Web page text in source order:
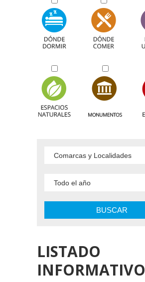
BUSCAR
LISTADO
INFORMATIVO